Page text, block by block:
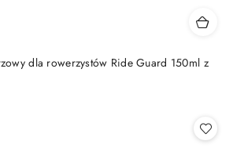
dla rowerzystów Ride Guard 150ml z